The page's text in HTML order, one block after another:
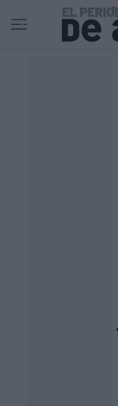
Ir al contenido principal